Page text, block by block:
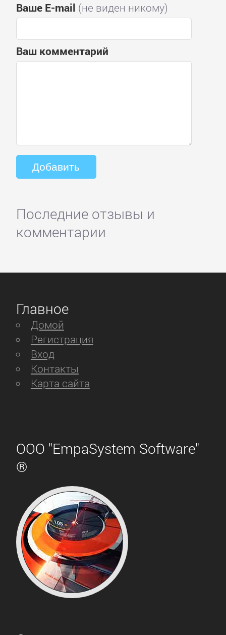
Ваше E-mail (не виден никому)
Ваш комментарий
Последние отзывы и
комментарии
Главное
Домой
Регистрация
Вход
Контакты
Карта сайта
ООО "EmpaSystem Software"
®